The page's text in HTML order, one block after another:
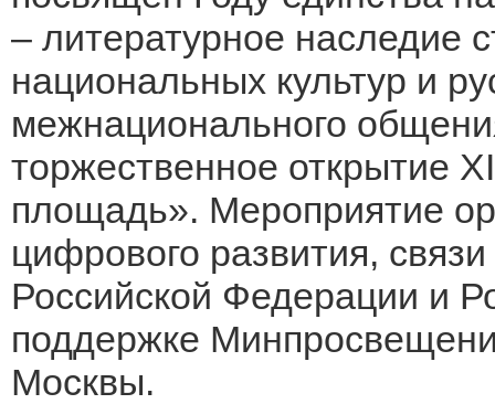
– литературное наследие
национальных культур и
межнационального
торжественное открытие
площадь». Мероприятие
цифрового развития,
Российской Федерации и
поддержке
Москвы.